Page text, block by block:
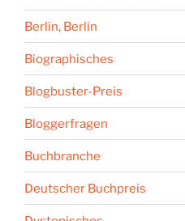
Berlin, Berlin
Biographisches
Blogbuster-Preis
Bloggerfragen
Buchbranche
Deutscher Buchpreis